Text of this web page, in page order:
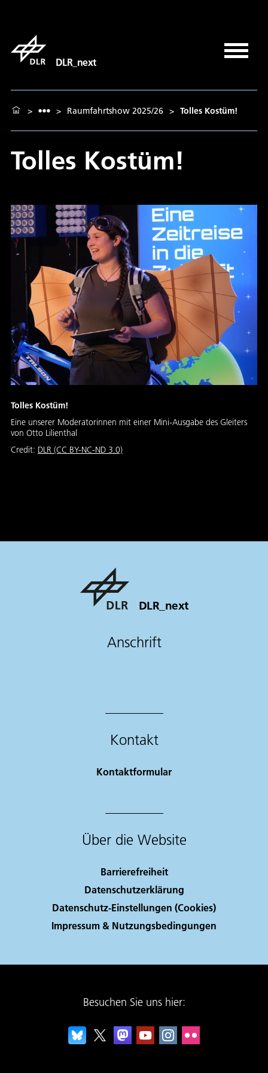
DLR_next
> > Raumfahrtshow 2025/26 > Tolles Kostüm!
Tolles Kostüm!
Tolles Kostüm!
Eine unserer Moderatorinnen mit einer Mini-Ausgabe des Gleiters
von Otto Lilienthal
Credit: DLR (CC BY-NC-ND 3.0)
DLR_next
Anschrift
Kontakt
Kontaktformular
Über die Website
Barrierefreiheit
Datenschutzerklärung
Datenschutz-Einstellungen (Cookies)
Impressum & Nutzungsbedingungen
Besuchen Sie uns hier: